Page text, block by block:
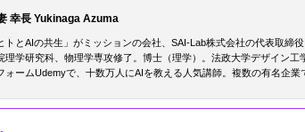
幸長 Yukinaga Azuma
トとAIの共生」がミッションの会社、SAI-Lab株式会社の代表取締
理学研究科、物理学専攻修了。博士（理学）。法政大学デザイン工
ォームUdemyで、十数万人にAIを教える人気講師。複数の有名企
クリエイティブ）、「Pythonで動かして学ぶ！あたらしい数学の